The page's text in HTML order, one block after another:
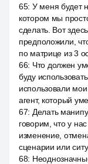
65: У меня будет
котором мы
сделать. Вот
предположили,
по матрице из 3
66: Что должен
буду
использовали
агент, который
67: Делать
говорим, что у
изменение,
сценарии или
68: